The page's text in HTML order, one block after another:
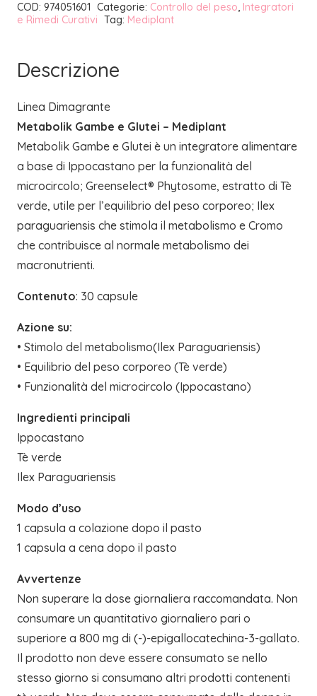
MEDIPLANT
COD: 974051601 Categorie: Controllo del peso, Integratori
e Rimedi Curativi Tag: Mediplant
Descrizione
Linea Dimagrante
Metabolik Gambe e Glutei – Mediplant
Metabolik Gambe e Glutei è un integratore alimentare
a base di Ippocastano per la funzionalità del
microcircolo; Greenselect® Phytosome, estratto di Tè
verde, utile per l’equilibrio del peso corporeo; Ilex
paraguariensis che stimola il metabolismo e Cromo
che contribuisce al normale metabolismo dei
macronutrienti.
Contenuto: 30 capsule
Azione su:
• Stimolo del metabolismo(Ilex Paraguariensis)
• Equilibrio del peso corporeo (Tè verde)
• Funzionalità del microcircolo (Ippocastano)
Ingredienti principali
Ippocastano
Tè verde
Ilex Paraguariensis
Modo d’uso
1 capsula a colazione dopo il pasto
1 capsula a cena dopo il pasto
Avvertenze
Non superare la dose giornaliera raccomandata. Non
consumare un quantitativo giornaliero pari o
superiore a 800 mg di (-)-epigallocatechina-3-gallato.
Il prodotto non deve essere consumato se nello
stesso giorno si consumano altri prodotti contenenti